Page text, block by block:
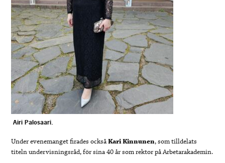
Airi Palosaari.
Under evenemanget firades ocksåKari Kinnunen, som tilldelats
titeln undervisningsråd, för sina 40 år som rektor på Arbetarakademin.